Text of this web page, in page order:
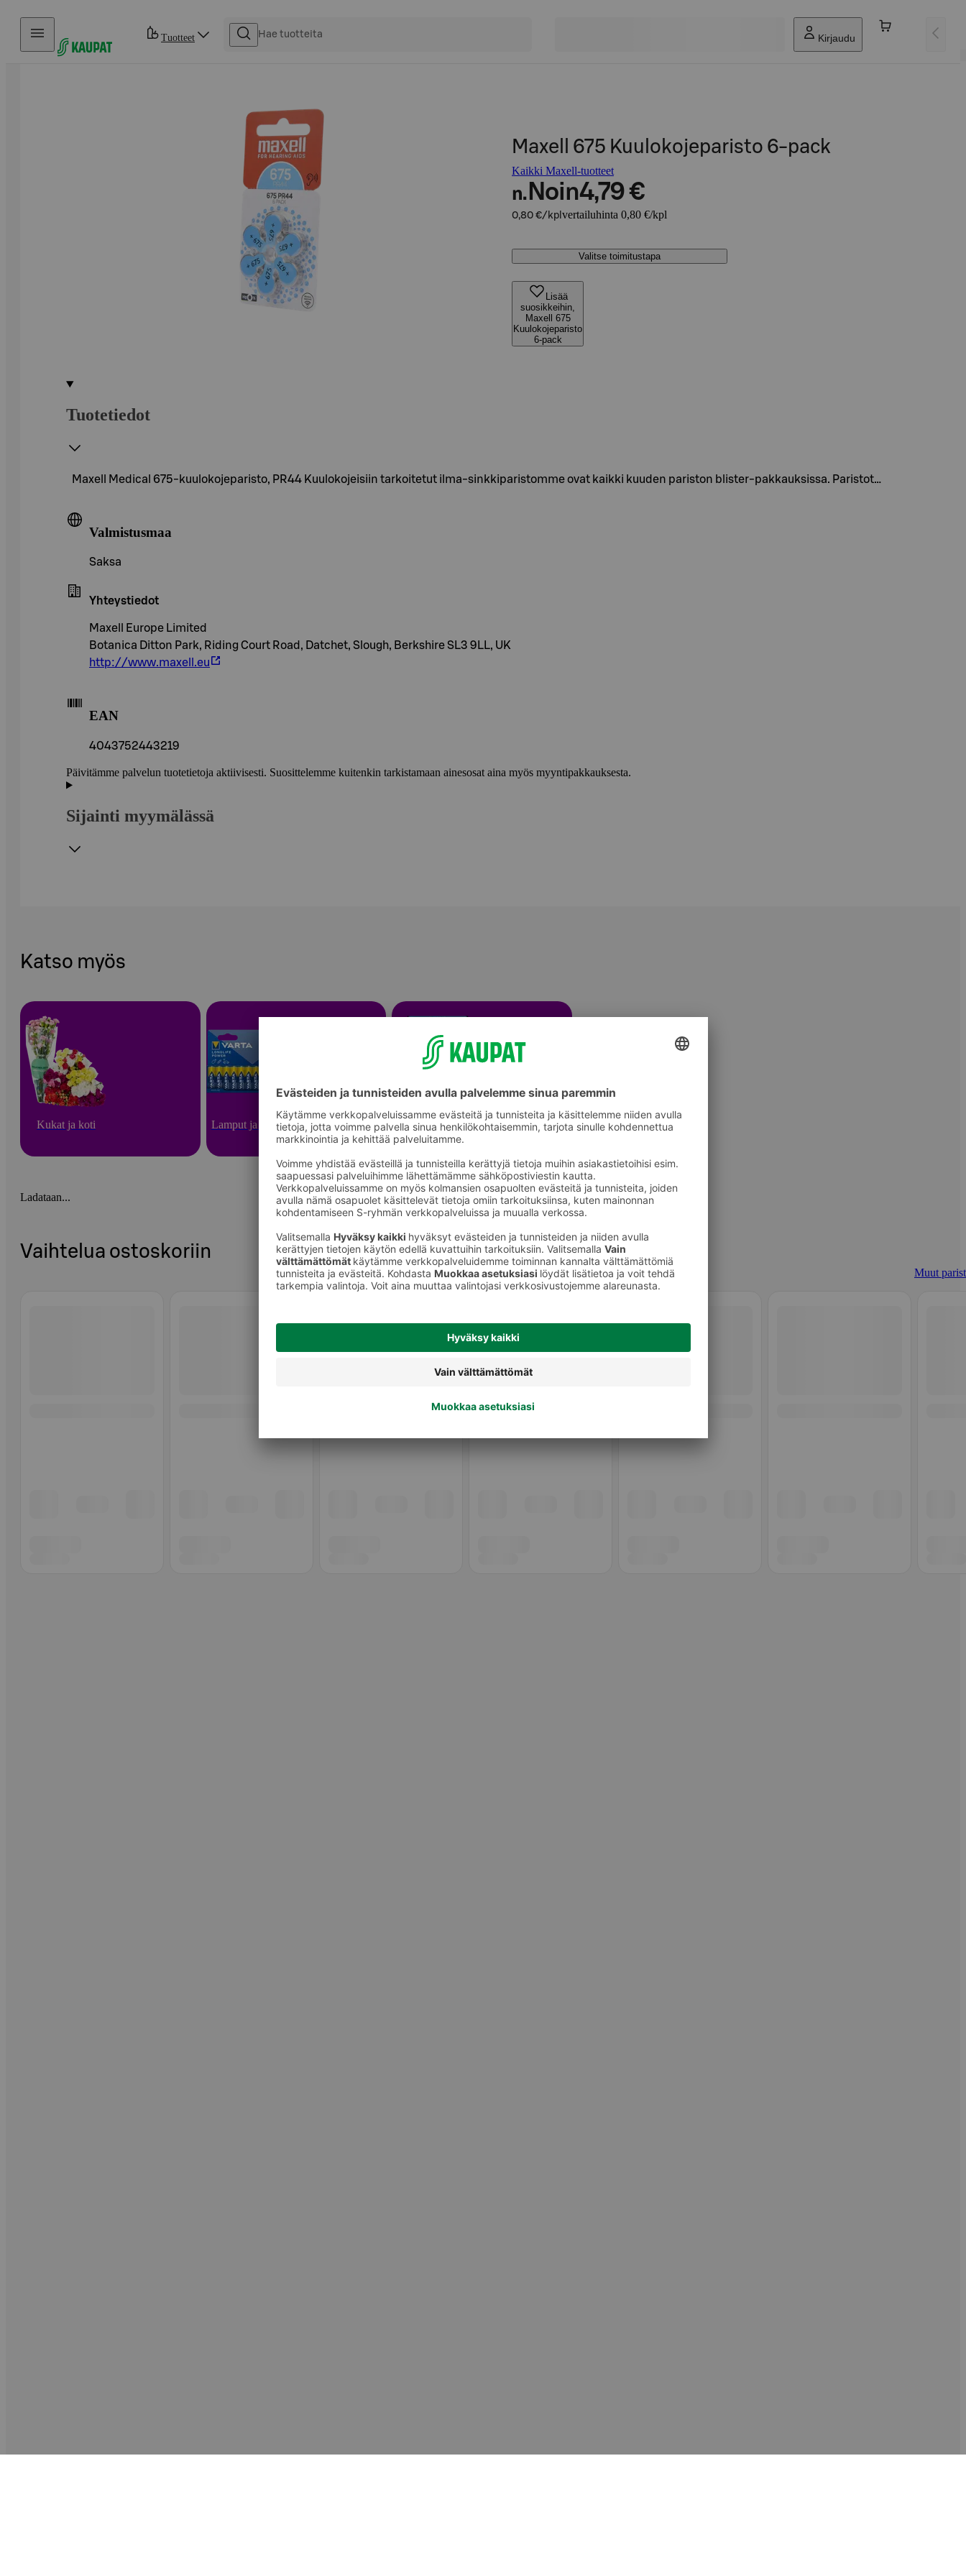
Hyppää sisältöön
Tuotteet Kirjaudu
Maxell 675 Kuulokojeparisto 6-pack
Kaikki Maxell-tuotteet
n. Noin4,79 €
0,80 €/kpl vertailuhinta 0,80 €/kpl
Valitse toimitustapa
Lisää
suosikkeihin,
Maxell 675
Kuulokojeparisto
6-pack
Tuotetiedot
Maxell Medical 675-kuulokojeparisto, PR44 Kuulokojeisiin tarkoitetut ilma-sinkkiparistomme ovat kaikki kuuden pariston blister-pakkauksissa. Paristot…
Valmistusmaa
Saksa
Yhteystiedot
Maxell Europe Limited
Botanica Ditton Park, Riding Court Road, Datchet, Slough, Berkshire SL3 9LL, UK
http://www.maxell.eu
EAN
4043752443219
Päivitämme palvelun tuotetietoja aktiivisesti. Suosittelemme kuitenkin tarkistamaan ainesosat aina myös myyntipakkauksesta.
Sijainti myymälässä
Katso myös
Kukat ja koti Lamput ja paristot Muut paristot
Ladataan...
Vaihtelua ostoskoriin
Muut